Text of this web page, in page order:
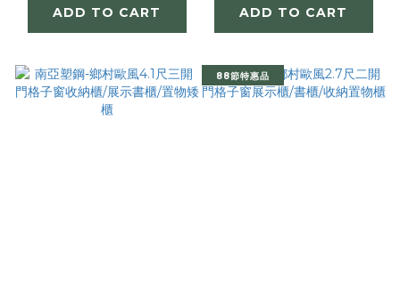
ADD TO CART ADD TO CART
88節特惠品